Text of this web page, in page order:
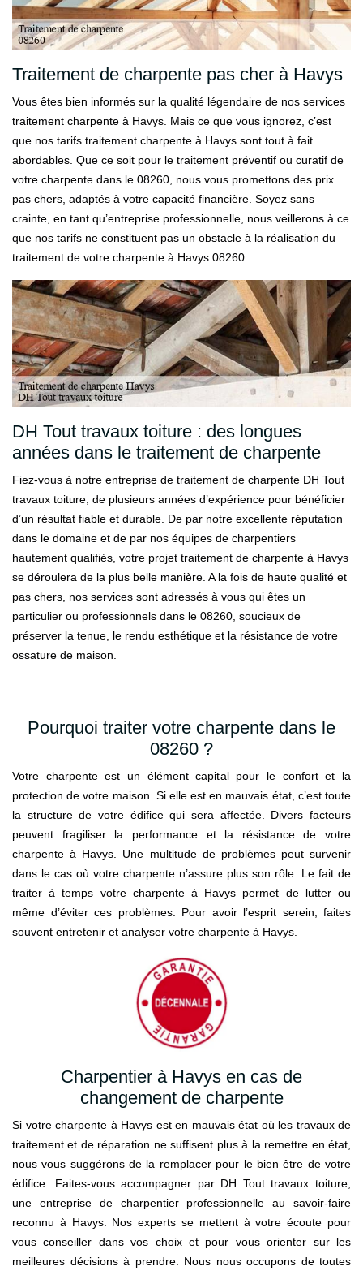
Traitement de charpente pas cher à Havys
Vous êtes bien informés sur la qualité légendaire de nos services
traitement charpente à Havys. Mais ce que vous ignorez, c’est
que nos tarifs traitement charpente à Havys sont tout à fait
abordables. Que ce soit pour le traitement préventif ou curatif de
votre charpente dans le 08260, nous vous promettons des prix
pas chers, adaptés à votre capacité financière. Soyez sans
crainte, en tant qu’entreprise professionnelle, nous veillerons à ce
que nos tarifs ne constituent pas un obstacle à la réalisation du
traitement de votre charpente à Havys 08260.
DH Tout travaux toiture : des longues
années dans le traitement de charpente
Fiez-vous à notre entreprise de traitement de charpente DH Tout
travaux toiture, de plusieurs années d’expérience pour bénéficier
d’un résultat fiable et durable. De par notre excellente réputation
dans le domaine et de par nos équipes de charpentiers
hautement qualifiés, votre projet traitement de charpente à Havys
se déroulera de la plus belle manière. A la fois de haute qualité et
pas chers, nos services sont adressés à vous qui êtes un
particulier ou professionnels dans le 08260, soucieux de
préserver la tenue, le rendu esthétique et la résistance de votre
ossature de maison.
Pourquoi traiter votre charpente dans le
08260 ?
Votre charpente est un élément capital pour le confort et la
protection de votre maison. Si elle est en mauvais état, c’est toute
la structure de votre édifice qui sera affectée. Divers facteurs
peuvent fragiliser la performance et la résistance de votre
charpente à Havys. Une multitude de problèmes peut survenir
dans le cas où votre charpente n’assure plus son rôle. Le fait de
traiter à temps votre charpente à Havys permet de lutter ou
même d’éviter ces problèmes. Pour avoir l’esprit serein, faites
souvent entretenir et analyser votre charpente à Havys.
Charpentier à Havys en cas de
changement de charpente
Si votre charpente à Havys est en mauvais état où les travaux de
traitement et de réparation ne suffisent plus à la remettre en état,
nous vous suggérons de la remplacer pour le bien être de votre
édifice. Faites-vous accompagner par DH Tout travaux toiture,
une entreprise de charpentier professionnelle au savoir-faire
reconnu à Havys. Nos experts se mettent à votre écoute pour
vous conseiller dans vos choix et pour vous orienter sur les
meilleures décisions à prendre. Nous nous occupons de toutes